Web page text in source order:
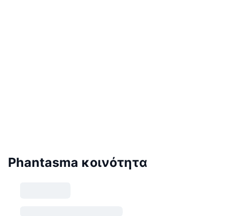
Phantasma κοινότητα